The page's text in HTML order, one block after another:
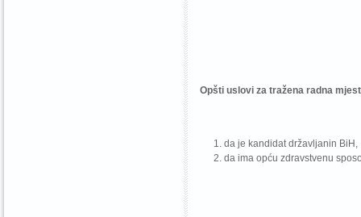
Opšti uslovi za tražena radna
da je kandidat državljanin BiH,
da ima opću zdravstvenu